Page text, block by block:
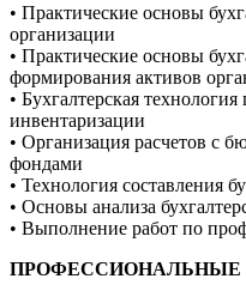
• Практические основы
организации
• Практические основы
формирования активов
• Бухгалтерская
инвентаризации
• Организация расчетов с
фондами
• Технология составления
• Основы анализа
• Выполнение работ по
ПРОФЕССИОНАЛЬНЫЕ